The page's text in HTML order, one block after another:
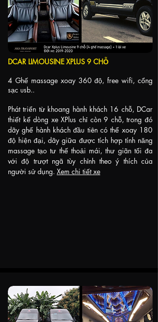
DCAR LIMOUSINE XPLUS 9 CHỖ
4 Ghế massage xoay 360 độ, free wifi, cổng
sạc usb..
Phát triển từ khoang hành khách 16 chỗ, DCar
thiết kế dòng xe XPlus chỉ còn 9 chỗ, trong đó
dãy ghế hành khách đầu tiên có thể xoay 180
độ hiện đại, dãy giữa được tích hợp tính năng
massage tạo tư thế thoải mái, thư giãn tối đa
với độ trượt ngã tùy chỉnh theo ý thích của
người sử dụng. Xem chi tiết xe